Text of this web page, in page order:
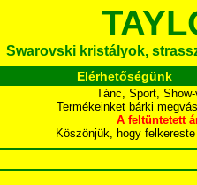
Swarovski kristályok,
Elérhetőségünk
Tánc, Sport,
Termékeinket bárki
A feltüntetett
Köszönjük, hogy